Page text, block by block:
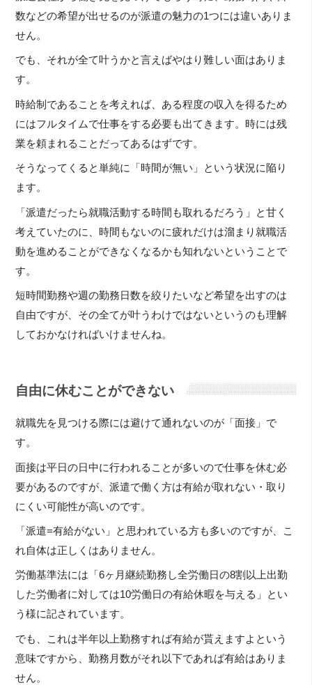
数などの希望が出せるのが派遣の魅力の1つには違いありま
せん。
でも、それが全て叶うかと言えばやはり難しい面はありま
す。
時給制であることを考えれば、ある程度の収入を得るため
にはフルタイムで仕事をする必要も出てきます。時には残
業を頼まれることだってあるはずです。
そうなってくると単純に「時間が無い」という状況に陥り
ます。
「派遣だったら就職活動する時間も取れるだろう」と甘く
考えていたのに、時間もないのに疲れだけは溜まり就職活
動を進めることができなくなるかも知れないということで
す。
短時間勤務や週の勤務日数を絞りたいなど希望を出すのは
自由ですが、その全てが叶うわけではないというのも理解
しておかなければいけませんね。
自由に休むことができない
就職先を見つける際には避けて通れないのが「面接」で
す。
面接は平日の日中に行われることが多いので仕事を休む必
要があるのですが、派遣で働く方は有給が取れない・取り
にくい可能性が高いのです。
「派遣=有給がない」と思われている方も多いのですが、こ
れ自体は正しくはありません。
労働基準法には「6ヶ月継続勤務し全労働日の8割以上出勤
した労働者に対しては10労働日の有給休暇を与える」とい
う様に記されています。
でも、これは半年以上勤務すれば有給が貰えますよという
意味ですから、勤務月数がそれ以下であれば有給はありま
せん。